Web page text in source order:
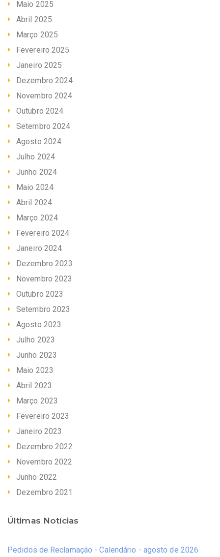
Maio 2025
Abril 2025
Março 2025
Fevereiro 2025
Janeiro 2025
Dezembro 2024
Novembro 2024
Outubro 2024
Setembro 2024
Agosto 2024
Julho 2024
Junho 2024
Maio 2024
Abril 2024
Março 2024
Fevereiro 2024
Janeiro 2024
Dezembro 2023
Novembro 2023
Outubro 2023
Setembro 2023
Agosto 2023
Julho 2023
Junho 2023
Maio 2023
Abril 2023
Março 2023
Fevereiro 2023
Janeiro 2023
Dezembro 2022
Novembro 2022
Junho 2022
Dezembro 2021
Últimas Notícias
Pedidos de Reclamação - Calendário - agosto de 2026